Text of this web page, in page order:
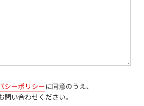
シーポリシーに同意のうえ、
問い合わせください。